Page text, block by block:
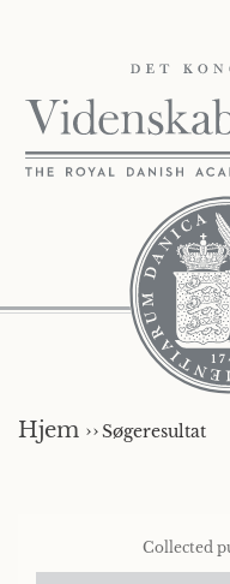
Hjem ››Søgeresultat
Collected